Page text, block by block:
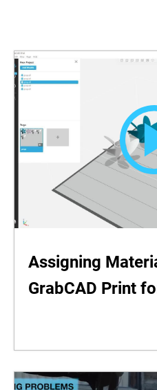
Assigning
GrabCAD Print